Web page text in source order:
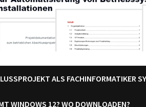
ALS FACHINFORMATIKER
WINDOWS 12? WO DOWNLOADEN?